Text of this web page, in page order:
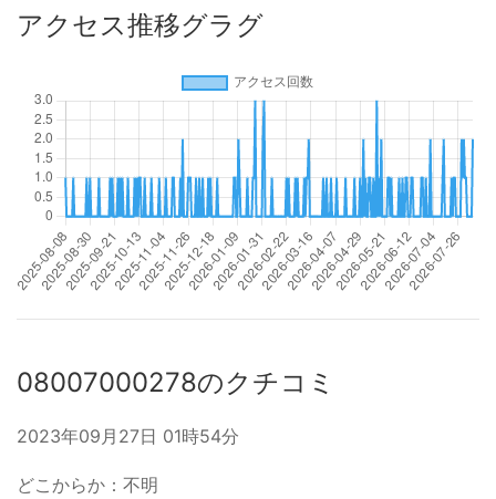
アクセス推移グラグ
08007000278のクチコミ
2023年09月27日 01時54分
どこからか：不明